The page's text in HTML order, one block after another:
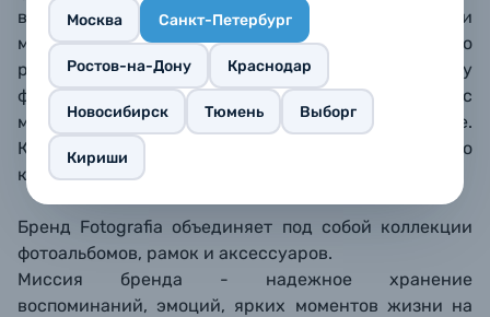
Москва Санкт-Петербург
Ростов-на-Дону Краснодар
Новосибирск Тюмень Выборг
Кириши
возможность со временем поменять фотографии
местами. В таком фотоальбоме можно легко
разместить все фотографии, подходящие по размеру
формата кармашка. Белые бумажные страницы с
местами для подписи, по 2 фотографии на странице.
Книжный переплет, обложка из ламинированного
картона.
Бренд Fotografia объединяет под собой коллекции
фотоальбомов, рамок и аксессуаров.
Миссия бренда - надежное хранение
воспоминаний, эмоций, ярких моментов жизни на